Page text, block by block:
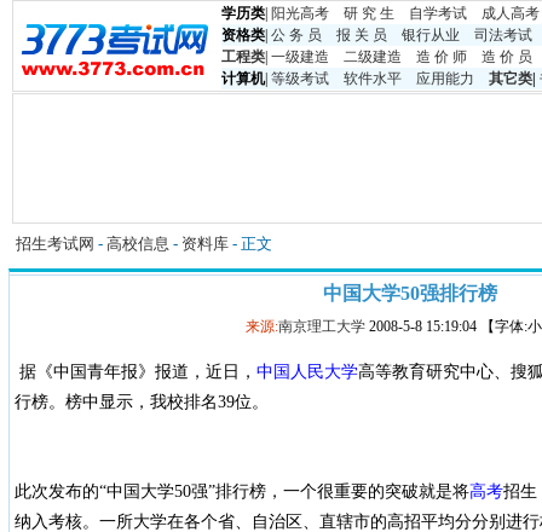
学历类 阳光高考 研 究 生 自学考试
成人高考
资格类 公 务 员 报 关 员 银行从业
司法考试
工程类 一级建造 二级建造 造 价 师
造 价 员
计算机| 等级考试 软件水平 应用能力 其它类
招生考试网 - 高校信息 - 资料库 - 正文
中国大学50强排行榜
来源:南京理工大学 2008-5-8 15:19:04 【字体:
据《中国青年报》报道，近日， 中国人民大学高等教育研究中心、搜
行榜。榜中显示，我校排名39位。
此次发布的“中国大学50强”排行榜，一个很重要的突破就是将高考招生
纳入考核。一所大学在各个省、自治区、直辖市的高招平均分分别进